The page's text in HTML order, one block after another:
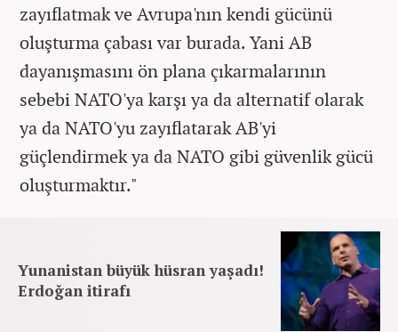
zayıflatmak ve Avrupa'nın kendi gücünü
oluşturma çabası var burada. Yani AB
dayanışmasını ön plana çıkarmalarının
sebebi NATO'ya karşı ya da alternatif olarak
ya da NATO'yu zayıflatarak AB'yi
güçlendirmek ya da NATO gibi güvenlik gücü
oluşturmaktır."
Yunanistan büyük hüsran yaşadı!
Erdoğan itirafı